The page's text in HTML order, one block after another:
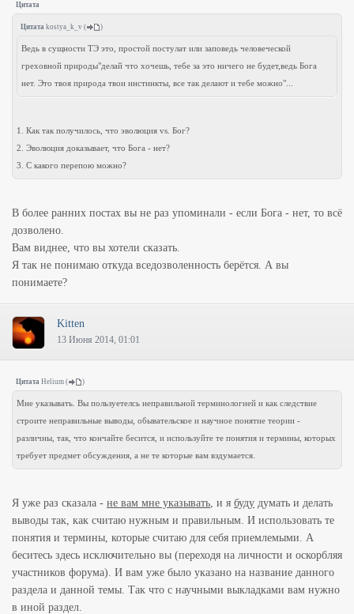
Цитата
Цитата kostya_k_v ( )
Ведь в сущности ТЭ это, простой постулат или заповедь человеческой
греховной природы"делай что хочешь, тебе за это ничего не будет,ведь Бога
нет. Это твоя природа твои инстинкты, все так делают и тебе можно"...
1. Как так получилось, что эволюция vs. Бог?
2. Эволюция доказывает, что Бога - нет?
3. С какого перепою можно?
В более ранних постах вы не раз упоминали - если Бога - нет, то всё
дозволено.
Вам виднее, что вы хотели сказать.
Я так не понимаю откуда вседозволенность берётся. А вы
понимаете?
Kitten
13 Июня 2014, 01:01
Цитата Helium ( )
Мне указывать. Вы пользуетелсь неправильной терминологией и как следствие
строите неправильные выводы, обывательское и научное понятие теории -
различны, так, что кончайте бесится, и используйте те понятия и термины, которых
требует предмет обсуждения, а не те которые вам вздумается.
Я уже раз сказала - не вам мне указывать, и я буду думать и делать
выводы так, как считаю нужным и правильным. И использовать те
понятия и термины, которые считаю для себя приемлемыми. А
беситесь здесь исключительно вы (переходя на личности и оскорбляя
участников форума). И вам уже было указано на название данного
раздела и данной темы. Так что с научными выкладками вам нужно
в иной раздел.